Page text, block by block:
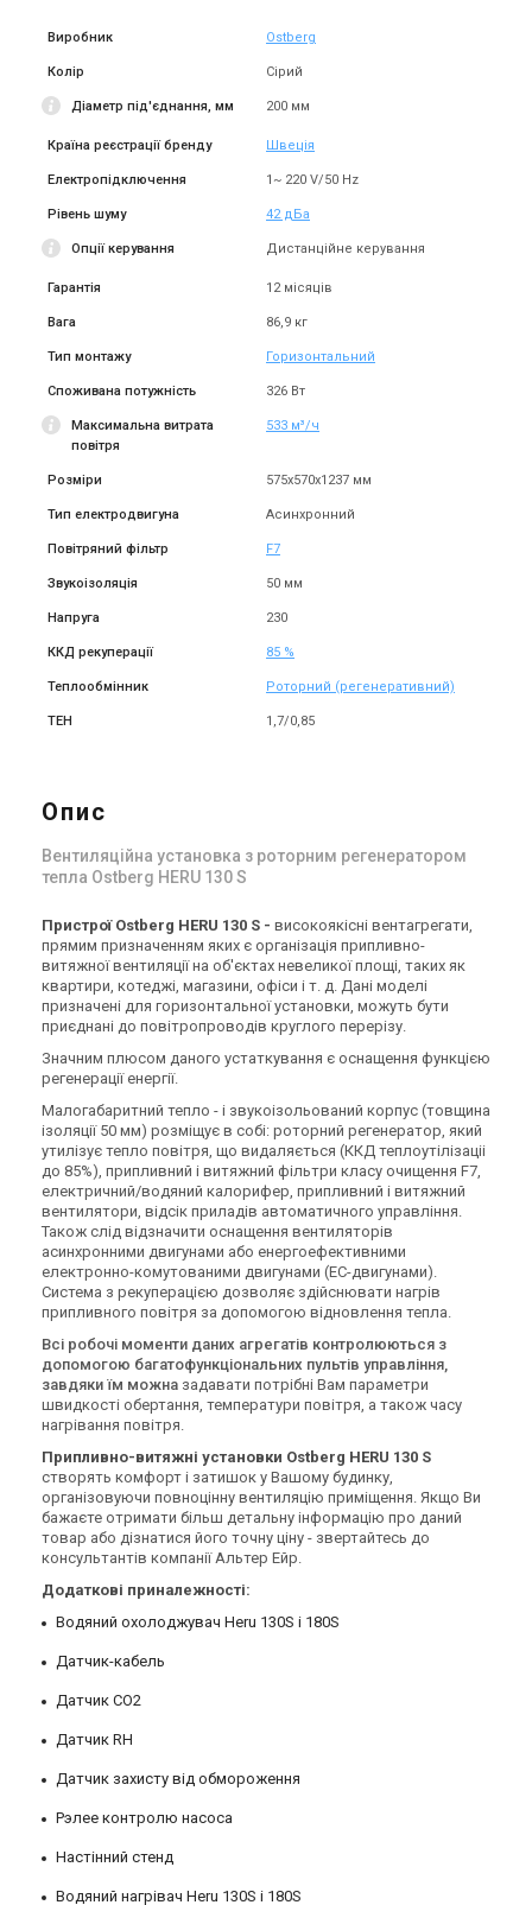
Виробник Ostberg
Колір Сірий
Діаметр під'єднання, мм 200 мм
Країна реєстрації бренду Швеція
Електропідключення 1~ 220 V/50 Hz
Рівень шуму 42 дБа
Опції керування Дистанційне керування
Гарантія 12 місяців
Вага 86,9 кг
Тип монтажу Горизонтальний
Споживана потужність 326 Вт
Максимальна витрата
повітря
533 м³/ч
Розміри 575х570х1237 мм
Тип електродвигуна Асинхронний
Повітряний фільтр F7
Звукоізоляція 50 мм
Напруга 230
ККД рекуперації 85 %
Теплообмінник Роторний (регенеративний)
ТЕН 1,7/0,85
Опис
Вентиляційна установка з роторним регенератором
тепла Ostberg HERU 130 S
Пристрої Ostberg HERU 130 S - високоякісні вентагрегати,
прямим призначенням яких є організація припливно-
витяжної вентиляції на об'єктах невеликої площі, таких як
квартири, котеджі, магазини, офіси і т. д. Дані моделі
призначені для горизонтальної установки, можуть бути
приєднані до повітропроводів круглого перерізу.
Значним плюсом даного устаткування є оснащення функцією
регенерації енергії.
Малогабаритний тепло - і звукоізольований корпус (товщина
ізоляції 50 мм) розміщує в собі: роторний регенератор, який
утилізує тепло повітря, що видаляється (ККД теплоутілізаціі
до 85%), припливний і витяжний фільтри класу очищення F7,
електричний/водяний калорифер, припливний і витяжний
вентилятори, відсік приладів автоматичного управління.
Також слід відзначити оснащення вентиляторів
асинхронними двигунами або енергоефективними
електронно-комутованими двигунами (EC-двигунами).
Система з рекуперацією дозволяє здійснювати нагрів
припливного повітря за допомогою відновлення тепла.
Всі робочі моменти даних агрегатів контролюються з
допомогою багатофункціональних пультів управління,
завдяки їм можна задавати потрібні Вам параметри
швидкості обертання, температури повітря, а також часу
нагрівання повітря.
Припливно-витяжні установки Ostberg HERU 130 S
створять комфорт і затишок у Вашому будинку,
організовуючи повноцінну вентиляцію приміщення. Якщо Ви
бажаєте отримати більш детальну інформацію про даний
товар або дізнатися його точну ціну - звертайтесь до
консультантів компанії Альтер Ейр.
Додаткові приналежності:
Водяний охолоджувач Heru 130S і 180S
Датчик-кабель
Датчик СО2
Датчик RH
Датчик захисту від обмороження
Рэлее контролю насоса
Настінний стенд
Водяний нагрівач Heru 130S і 180S